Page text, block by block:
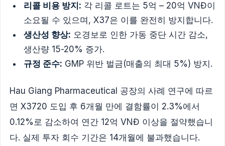
리콜 비용 방지: 각 리콜 로트는 5억 – 20억 VNĐ이
소요될 수 있으며, X37은 이를 완전히 방지합니다.
생산성 향상: 오경보로 인한 가동 중단 시간 감소,
생산량 15-20% 증가.
규정 준수: GMP 위반 벌금(매출의 최대 5%) 방지.
Hau Giang Pharmaceutical 공장의 사례 연구에 따르
면 X3720 도입 후 6개월 만에 결함률이 2.3%에서
0.12%로 감소하여 연간 12억 VNĐ 이상을 절약했습니
다. 실제 투자 회수 기간은 14개월에 불과했습니다.